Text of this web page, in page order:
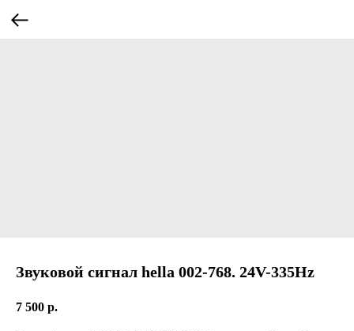
Звуковой сигнал hella 002-768. 24V-335Hz
7 500 р.